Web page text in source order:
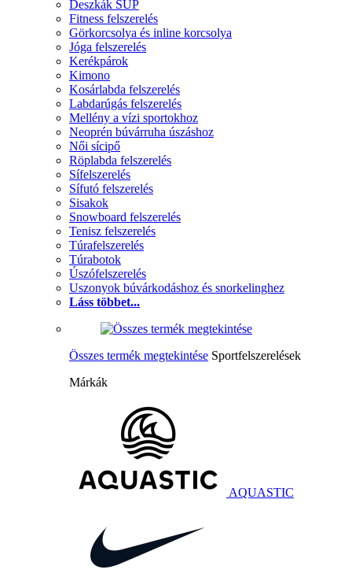
Deszkák SUP
Fitness felszerelés
Görkorcsolya és inline korcsolya
Jóga felszerelés
Kerékpárok
Kimono
Kosárlabda felszerelés
Labdarúgás felszerelés
Mellény a vízi sportokhoz
Neoprén búvárruha úszáshoz
Női sícipő
Röplabda felszerelés
Sífelszerelés
Sífutó felszerelés
Sisakok
Snowboard felszerelés
Tenisz felszerelés
Túrafelszerelés
Túrabotok
Úszófelszerelés
Uszonyok búvárkodáshoz és snorkelinghez
Láss többet...
Összes termék megtekintése Sportfelszerelések
Márkák
AQUASTIC